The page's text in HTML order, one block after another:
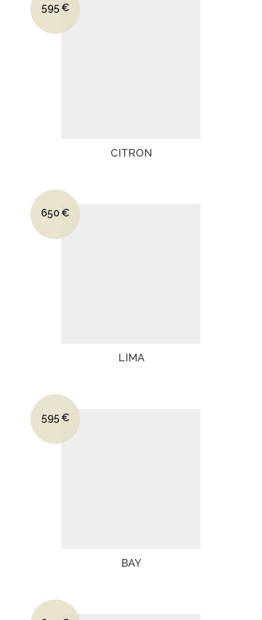
595€
Le prix actuel est : 595€.
CITRON
Le prix initial était : 945€.
650€
Le prix actuel est : 650€.
LIMA
Le prix initial était : 795€.
595€
Le prix actuel est : 595€.
BAY
Le prix initial était : 925€.